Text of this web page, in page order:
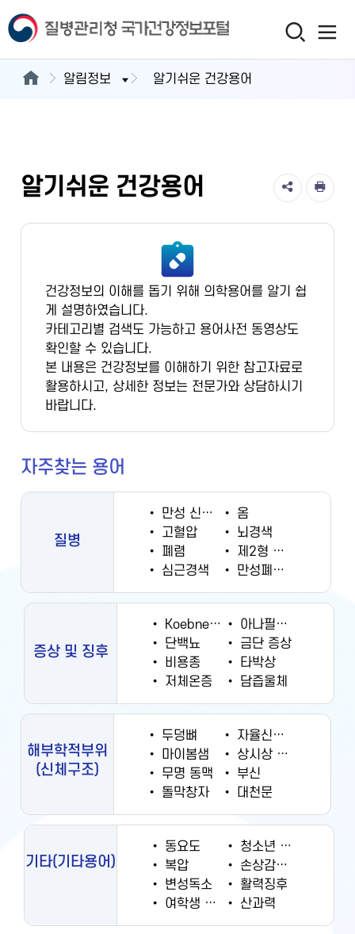
알림정보 알기쉬운 건강용어
알기쉬운 건강용어
건강정보의 이해를 돕기 위해 의학용어를 알기 쉽
게 설명하였습니다.
카테고리별 검색도 가능하고 용어사전 동영상도
확인할 수 있습니다.
본 내용은 건강정보를 이해하기 위한 참고자료로
활용하시고, 상세한 정보는 전문가와 상담하시기
바랍니다.
자주찾는 용어
질병
• 만성 신부전증 •
옴
•
고혈압 •
뇌경색
•
폐렴 •
제2형 당뇨병
•
심근경색 • 만성폐쇄성폐질환
증상 및 징후
• Koebner 현상 •
아나필락시스
•
단백뇨 •
금단 증상
•
비용종 •
타박상
•
저체온증 • 담즙울체
해부학적부위
(신체구조)
• 두덩뼈 •
자율신경계
•
마이봄샘 •
상시상 정맥동
•
무명 동맥 •
부신
•
돌막창자 • 대천문
기타(기타용어)
• 동요도 •
청소년 궐련 현재 흡연율
•
복압 •
손상감시정보
•
변성독소 •
활력징후
•
여학생 흡연율 • 산과력